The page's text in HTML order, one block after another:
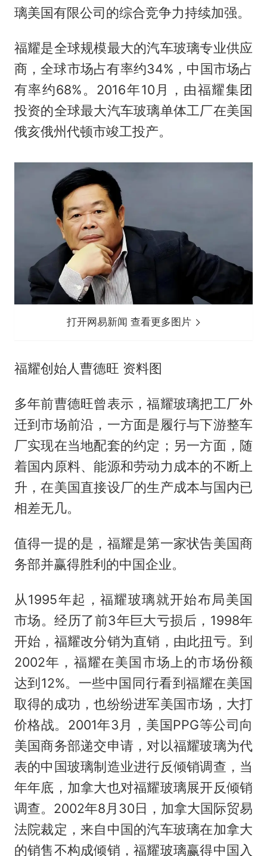
璃美国有限公司的综合竞争力持续加强。
福耀是全球规模最大的汽车玻璃专业供应
商，全球市场占有率约34%，中国市场占
有率约68%。2016年10月，由福耀集团
投资的全球最大汽车玻璃单体工厂在美国
俄亥俄州代顿市竣工投产。
打开网易新闻 查看更多图片
福耀创始人曹德旺 资料图
多年前曹德旺曾表示，福耀玻璃把工厂外
迁到市场前沿，一方面是履行与下游整车
厂实现在当地配套的约定；另一方面，随
着国内原料、能源和劳动力成本的不断上
升，在美国直接设厂的生产成本与国内已
相差无几。
值得一提的是，福耀是第一家状告美国商
务部并赢得胜利的中国企业。
从1995年起，福耀玻璃就开始布局美国
市场。经历了前3年巨大亏损后，1998年
开始，福耀改分销为直销，由此扭亏。到
2002年，福耀在美国市场上的市场份额
达到12%。一些中国同行看到福耀在美国
取得的成功，也纷纷进军美国市场，大打
价格战。2001年3月，美国PPG等公司向
美国商务部递交申请，对以福耀玻璃为代
表的中国玻璃制造业进行反倾销调查，当
年年底，加拿大也对福耀玻璃展开反倾销
调查。2002年8月30日，加拿大国际贸易
法院裁定，来自中国的汽车玻璃在加拿大
的销售不构成倾销，福耀玻璃赢得中国入